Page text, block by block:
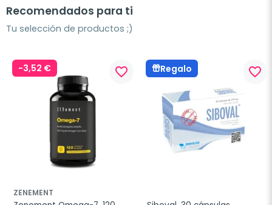
Recomendados para ti
Tu selección de productos ;)
-3,52 € favorite_border
ZENEMENT
Regalo favorite_border